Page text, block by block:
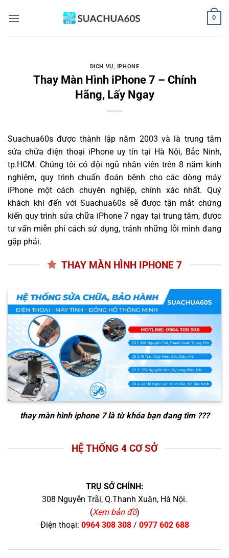
qua
0
DỊCH VỤ, IPHONE
Thay Màn Hình iPhone 7 – Chính
Hãng, Lấy Ngay
Suachua60s được thành lập năm 2003 và là trung tâm
sửa chữa điện thoại iPhone uy tín tại Hà Nội, Bắc Ninh,
tp.HCM. Chúng tôi có đội ngũ nhân viên trên 8 năm kinh
nghiệm, quy trình chuẩn đoán bệnh cho các dòng máy
iPhone một cách chuyên nghiệp, chính xác nhất. Quý
khách khi đến với Suachua60s sẽ được tận mắt chứng
kiến quy trình sửa chữa iPhone 7 ngay tại trung tâm, được
tư vấn miễn phí cách sử dụng, tránh những lỗi mình đang
gặp phải.
THAY MÀN HÌNH IPHONE 7
thay màn hình iphone 7là từ khóa bạn đang tìm ???
HỆ THỐNG 4 CƠ SỞ
TRỤ SỞ CHÍNH:
308 Nguyễn Trãi, Q.Thanh Xuân, Hà Nội.
(Xem bản đồ)
Điện thoại: 0964 308 308/ 0977 602 688